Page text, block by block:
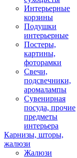
Интерьерные
корзины
Подушки
интерьерные
Постеры,
картины,
фоторамки
Свечи,
подсвечники,
аромалампы
Сувенирная
посуда, прочие
предметы
интерьера
Карнизы, шторы,
жалюзи
Жалюзи